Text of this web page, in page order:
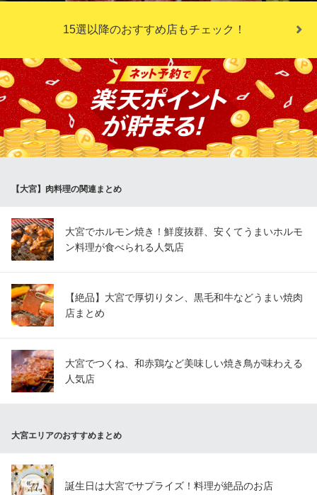
当店では厳選したA5ランク仙台牛を一頭買いしています。一頭買
いすることにより、高いコストパフォーマンスと希少部位の安定
【10月NEWOPEN】和牛焼肉食べ放題 くいしん坊 大宮駅前
店
黒毛和牛焼肉食べ放題
埼玉新都市交通伊奈線大宮駅 徒歩1分
埼玉県さいたま市大宮区大門町1-6 1F
15選以降のおすすめ店もチェック！
【大宮】肉料理の関連まとめ
大宮でホルモン焼き！鮮度抜群、安くてうまいホルモ
ン料理が食べられる人気店
【絶品】大宮で厚切りタン、黒毛和牛などうまい焼肉
店まとめ
大宮でつくね、和赤鶏など美味しい焼き鳥が味わえる
人気店
大宮エリアのおすすめまとめ
誕生日は大宮でサプライズ！料理が絶品のお店